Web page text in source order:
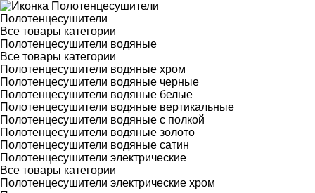
Полотенцесушители
Все товары категории
Полотенцесушители водяные
Все товары категории
Полотенцесушители водяные хром
Полотенцесушители водяные черные
Полотенцесушители водяные белые
Полотенцесушители водяные вертикальные
Полотенцесушители водяные с полкой
Полотенцесушители водяные золото
Полотенцесушители водяные сатин
Полотенцесушители электрические
Все товары категории
Полотенцесушители электрические хром